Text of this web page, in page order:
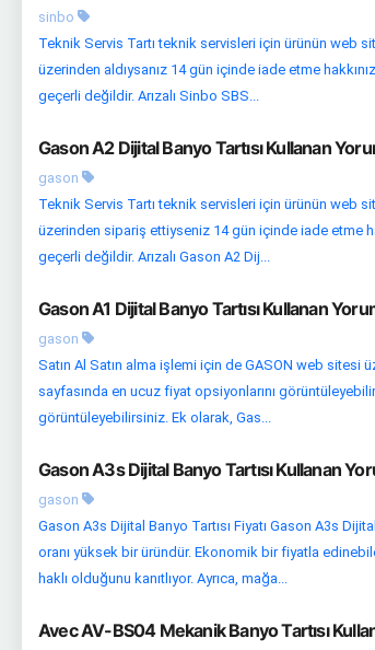
sinbo
Teknik Servis Tartı teknik servisleri için ürünün web
üzerinden aldıysanız 14 gün içinde iade etme
geçerli değildir. Arızalı Sinbo SBS...
Gason A2 Dijital Banyo Tartısı Kullanan
gason
Teknik Servis Tartı teknik servisleri için ürünün web
üzerinden sipariş ettiyseniz 14 gün içinde iade etme
geçerli değildir. Arızalı Gason A2 Dij...
Gason A1 Dijital Banyo Tartısı Kullanan
gason
Satın Al Satın alma işlemi için de GASON web sitesi
sayfasında en ucuz fiyat opsiyonlarını
görüntüleyebilirsiniz. Ek olarak, Gas...
Gason A3s Dijital Banyo Tartısı Kullanan
gason
Gason A3s Dijital Banyo Tartısı Fiyatı Gason A3s
oranı yüksek bir üründür. Ekonomik bir fiyatla
haklı olduğunu kanıtlıyor. Ayrıca, mağa...
Avec AV-BS04 Mekanik Banyo Tartısı